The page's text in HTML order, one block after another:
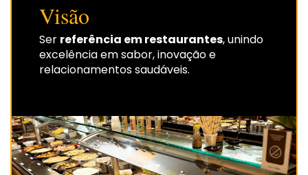
Visão
Ser referência em restaurantes, unindo
excelência em sabor, inovação e
relacionamentos saudáveis.